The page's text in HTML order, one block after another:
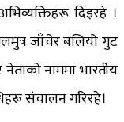
दिइरहे ।
जाँचेर बलियो गुट
नाममा भारतीय
संचालन गरिरहे।